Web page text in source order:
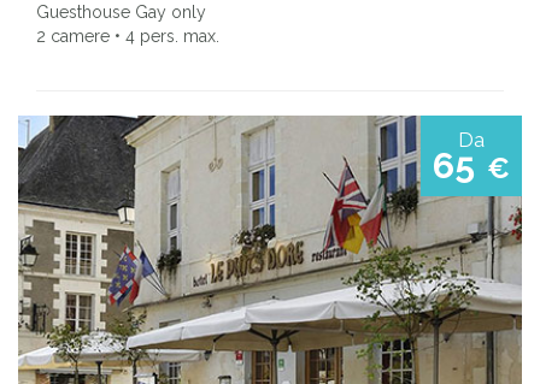
Guesthouse Gay only
2 camere • 4 pers. max.
Da
65 €